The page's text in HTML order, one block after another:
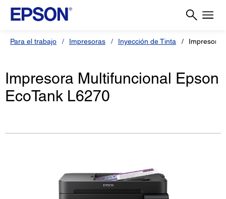
Para el trabajo Impresoras Inyección de Tinta Impresora
Impresora Multifuncional Epson
EcoTank L6270